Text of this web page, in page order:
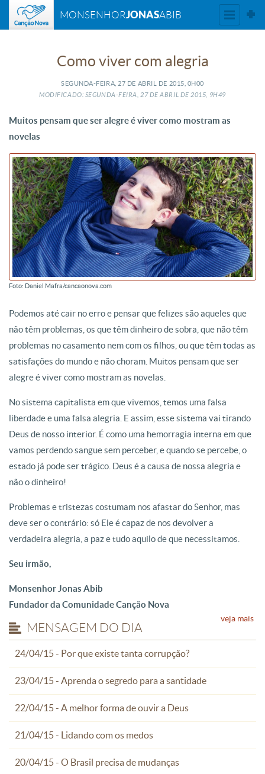
MONSENHORJONASABIB
Como viver com alegria
SEGUNDA-FEIRA, 27 DE ABRIL DE 2015, 0H00
MODIFICADO: SEGUNDA-FEIRA, 27DEABRIL DE2015, 9H49
Muitos pensam que ser alegre é viver como mostram as
novelas
Foto: Daniel Mafra/cancaonova.com
Podemos até cair no erro e pensar que felizes são aqueles que
não têm problemas, os que têm dinheiro de sobra, que não têm
problemas no casamento nem com os filhos, ou que têm todas as
satisfações do mundo e não choram. Muitos pensam que ser
alegre é viver como mostram as novelas.
No sistema capitalista em que vivemos, temos uma falsa
liberdade e uma falsa alegria. E assim, esse sistema vai tirando
Deus de nosso interior. É como uma hemorragia interna em que
vamos perdendo sangue sem perceber, e quando se percebe, o
estado já pode ser trágico. Deus é a causa de nossa alegria e
não o dinheiro!
Problemas e tristezas costumam nos afastar do Senhor, mas
deve ser o contrário: só Ele é capaz de nos devolver a
verdadeira alegria, a paz e tudo aquilo de que necessitamos.
Seu irmão,
Monsenhor Jonas Abib
Fundador da Comunidade Canção Nova
MENSAGEM DO DIA
24/04/15 - Por que existe tanta corrupção?
23/04/15 - Aprenda o segredo para a santidade
22/04/15 - A melhor forma de ouvir a Deus
21/04/15 - Lidando com os medos
20/04/15 - O Brasil precisa de mudanças
veja mais